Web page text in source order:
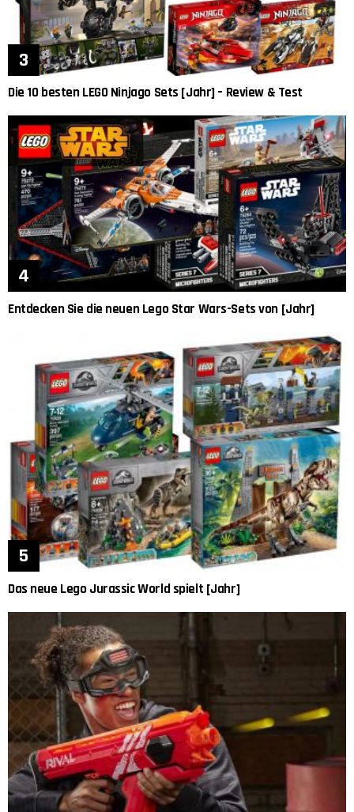
Die 10 besten LEGO Ninjago Sets [Jahr] – Review & Test
Entdecken Sie die neuen Lego Star Wars-Sets von [Jahr]
Das neue Lego Jurassic World spielt [Jahr]